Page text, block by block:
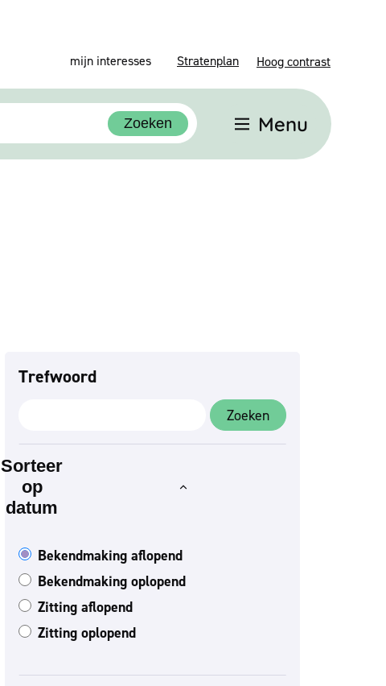
mijn interesses Stratenplan Hoog contrast
Zoeken Menu
Trefwoord
Zoeken
Sorteer
op
datum
Bekendmaking aflopend
Bekendmaking oplopend
Zitting aflopend
Zitting oplopend